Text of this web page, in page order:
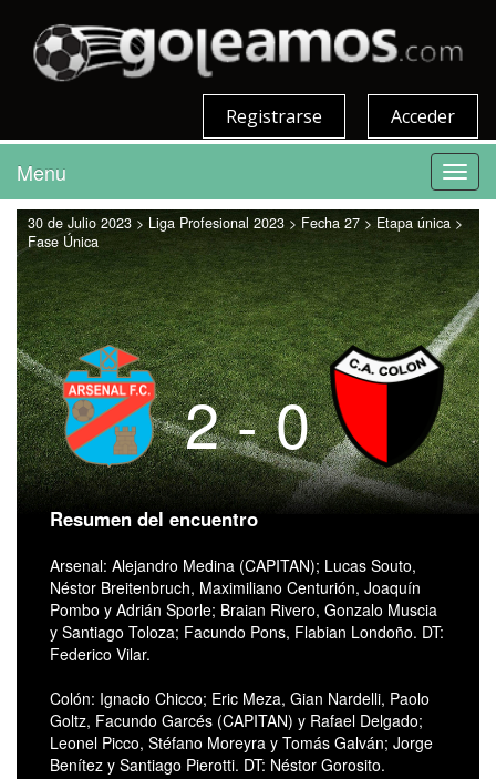
Acceder
Registrarse
Menu
30 de Julio 2023 > Liga Profesional 2023 > Fecha 27 > Etapa única >
Fase Única
2 - 0
Resumen del encuentro
Arsenal: Alejandro Medina (CAPITAN); Lucas Souto,
Néstor Breitenbruch, Maximiliano Centurión, Joaquín
Pombo y Adrián Sporle; Braian Rivero, Gonzalo Muscia
y Santiago Toloza; Facundo Pons, Flabian Londoño. DT:
Federico Vilar.
Colón: Ignacio Chicco; Eric Meza, Gian Nardelli, Paolo
Goltz, Facundo Garcés (CAPITAN) y Rafael Delgado;
Leonel Picco, Stéfano Moreyra y Tomás Galván; Jorge
Benítez y Santiago Pierotti. DT: Néstor Gorosito.